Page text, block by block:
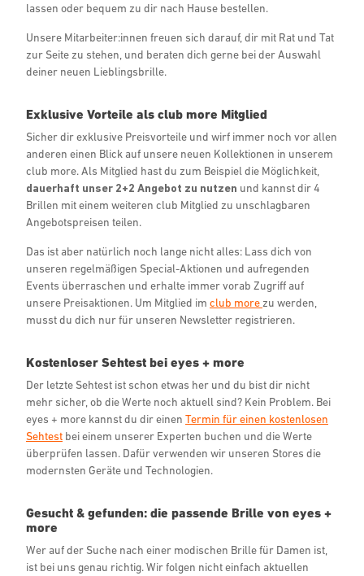
lassen oder bequem zu dir nach Hause bestellen.
Unsere Mitarbeiter:innen freuen sich darauf, dir mit Rat und Tat
zur Seite zu stehen, und beraten dich gerne bei der Auswahl
deiner neuen Lieblingsbrille.
Exklusive Vorteile als club more Mitglied
Sicher dir exklusive Preisvorteile und wirf immer noch vor allen
anderen einen Blick auf unsere neuen Kollektionen in unserem
club more. Als Mitglied hast du zum Beispiel die Möglichkeit,
dauerhaft unser 2+2 Angebot zu nutzen und kannst dir 4
Brillen mit einem weiteren club Mitglied zu unschlagbaren
Angebotspreisen teilen.
Das ist aber natürlich noch lange nicht alles: Lass dich von
unseren regelmäßigen Special-Aktionen und aufregenden
Events überraschen und erhalte immer vorab Zugriff auf
unsere Preisaktionen. Um Mitglied im club more zu werden,
musst du dich nur für unseren Newsletter registrieren.
Kostenloser Sehtest bei eyes + more
Der letzte Sehtest ist schon etwas her und du bist dir nicht
mehr sicher, ob die Werte noch aktuell sind? Kein Problem. Bei
eyes + more kannst du dir einen Termin für einen kostenlosen
Sehtest bei einem unserer Experten buchen und die Werte
überprüfen lassen. Dafür verwenden wir unseren Stores die
modernsten Geräte und Technologien.
Gesucht & gefunden: die passende Brille von eyes +
more
Wer auf der Suche nach einer modischen Brille für Damen ist,
ist bei uns genau richtig. Wir folgen nicht einfach aktuellen